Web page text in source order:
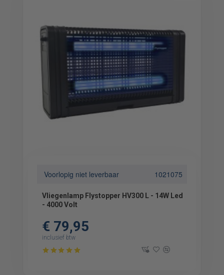
Voorlopig niet leverbaar 1021075
Vliegenlamp Flystopper HV300 L - 14W Led
- 4000 Volt
€ 79,95
inclusief btw